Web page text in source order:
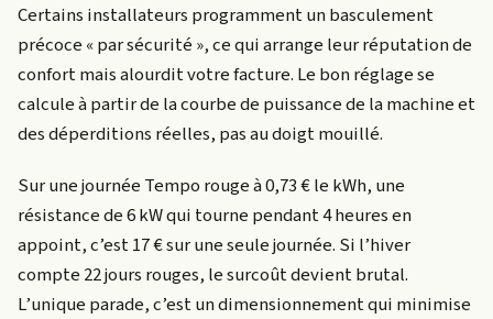
Certains installateurs programment un basculement
précoce « par sécurité », ce qui arrange leur réputation de
confort mais alourdit votre facture. Le bon réglage se
calcule à partir de la courbe de puissance de la machine et
des déperditions réelles, pas au doigt mouillé.
Sur une journée Tempo rouge à 0,73 € le kWh, une
résistance de 6 kW qui tourne pendant 4 heures en
appoint, c’est 17 € sur une seule journée. Si l’hiver
compte 22 jours rouges, le surcoût devient brutal.
L’unique parade, c’est un dimensionnement qui minimise